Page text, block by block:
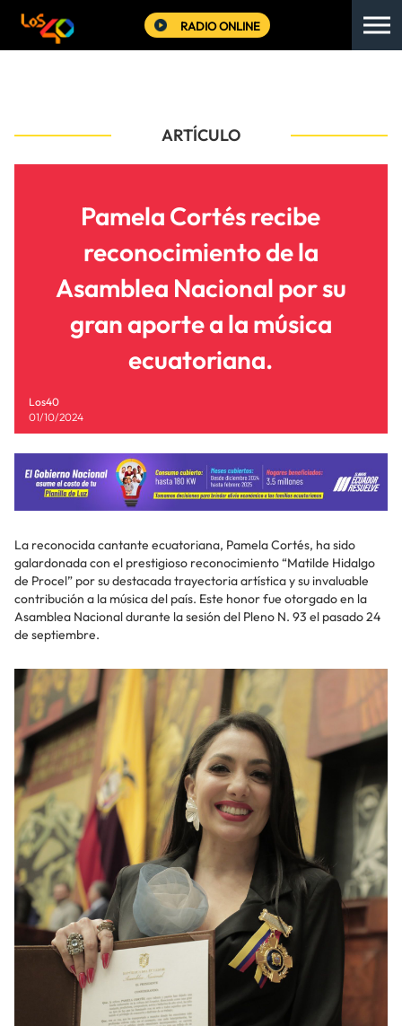
RADIO ONLINE
ARTÍCULO
Pamela Cortés recibe
reconocimiento de la
Asamblea Nacional por su
gran aporte a la música
ecuatoriana.
Los40
01/10/2024
La reconocida cantante ecuatoriana, Pamela Cortés, ha sido
galardonada con el prestigioso reconocimiento “Matilde Hidalgo
de Procel” por su destacada trayectoria artística y su invaluable
contribución a la música del país. Este honor fue otorgado en la
Asamblea Nacional durante la sesión del Pleno N. 93 el pasado 24
de septiembre.